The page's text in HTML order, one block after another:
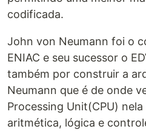
codificada.
John von Neumann foi o
ENIAC e seu sucessor o
também por construir a
Neumann que é de onde
Processing Unit(CPU)
aritmética, lógica e